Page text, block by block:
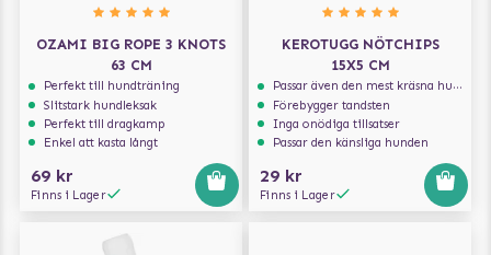
OZAMI BIG ROPE 3 KNOTS
63 CM
Perfekt till hundträning
Slitstark hundleksak
Perfekt till dragkamp
Enkel att kasta långt
69 kr
Finns i Lager
KEROTUGG NÖTCHIPS
15X5 CM
Passar även den mest kräsna hunden
Förebygger tandsten
Inga onödiga tillsatser
Passar den känsliga hunden
29 kr
Finns i Lager